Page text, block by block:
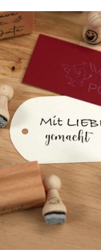
Motivstempel